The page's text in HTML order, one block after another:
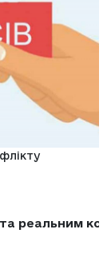
та реальним